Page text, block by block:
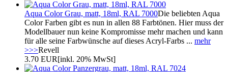
Aqua Color Grau, matt, 18ml, RAL 7000Die beliebten Aqua
Color Farben gibt es nun in allen 88 Farbtönen. Hier muss der
Modellbauer nun keine Kompromisse mehr machen und kann
für alle seine Farbwünsche auf dieses Acryl-Farbs ... mehr
>>>Revell
3.70 EUR[inkl. 20% MwSt]